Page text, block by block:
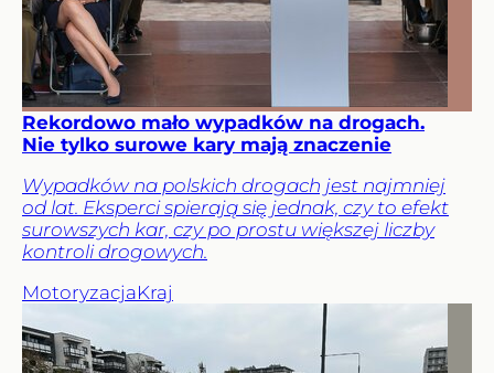
Rekordowo mało wypadków na drogach.
Nie tylko surowe kary mają znaczenie
Wypadków na polskich drogach jest najmniej
od lat. Eksperci spierają się jednak, czy to efekt
surowszych kar, czy po prostu większej liczby
kontroli drogowych.
MotoryzacjaKraj